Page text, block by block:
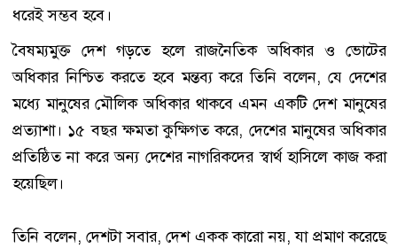
ধরেই সম্ভব হবে।
বৈষম্যমুক্ত দেশ গড়তে হলে রাজনৈতিক অধিকার ও ভোটের
অধিকার নিশ্চিত করতে হবে মন্তব্য করে তিনি বলেন, যে দেশের
মধ্যে মানুষের মৌলিক অধিকার থাকবে এমন একটি দেশ মানুষের
প্রত্যাশা। ১৫ বছর ক্ষমতা কুক্ষিগত করে, দেশের মানুষের অধিকার
প্রতিষ্ঠিত না করে অন্য দেশের নাগরিকদের স্বার্থ হাসিলে কাজ করা
হয়েছিল।
তিনি বলেন, দেশটা সবার, দেশ একক কারো নয়, যা প্রমাণ করেছে